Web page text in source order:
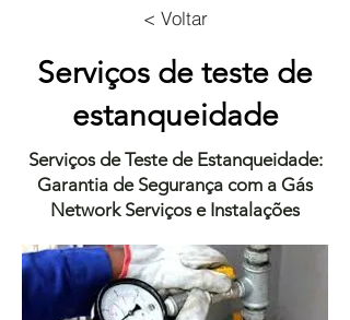
< Voltar
Serviços de teste de
estanqueidade
Serviços de Teste de Estanqueidade:
Garantia de Segurança com a Gás
Network Serviços e Instalações